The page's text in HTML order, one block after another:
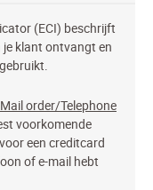
(ECI) beschrijft
je klant ontvangt en
order/Telephone
voorkomende
een creditcard
of e-mail hebt